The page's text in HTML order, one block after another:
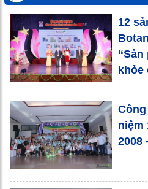
12
khỏe
niệm
2008